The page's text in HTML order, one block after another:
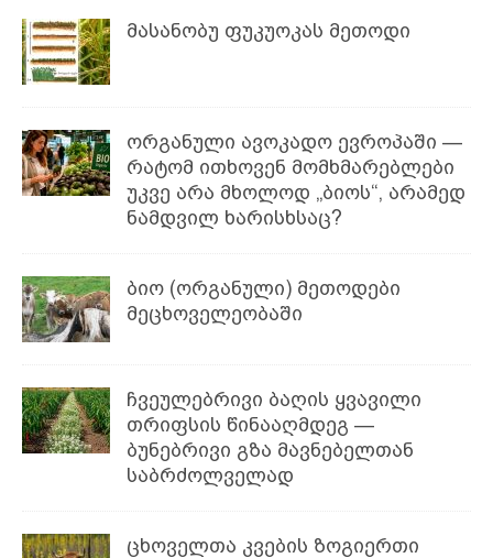
მასანობუ ფუკუოკას მეთოდი
ორგანული ავოკადო ევროპაში —
რატომ ითხოვენ მომხმარებლები
უკვე არა მხოლოდ „ბიოს“, არამედ
ნამდვილ ხარისხსაც?
ბიო (ორგანული) მეთოდები
მეცხოველეობაში
ჩვეულებრივი ბაღის ყვავილი
თრიფსის წინააღმდეგ —
ბუნებრივი გზა მავნებელთან
საბრძოლველად
ცხოველთა კვების ზოგიერთი